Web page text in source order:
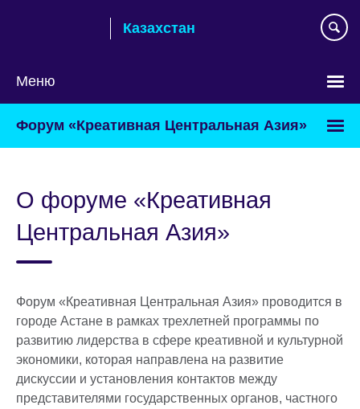
Казахстан
Меню
язык
Форум «Креативная Центральная Азия»
О форуме «Креативная
Центральная Азия»
Форум «Креативная Центральная Азия» проводится в
городе Астане в рамках трехлетней программы по
развитию лидерства в сфере креативной и культурной
экономики, которая направлена на развитие
дискуссии и установления контактов между
представителями государственных органов, частного